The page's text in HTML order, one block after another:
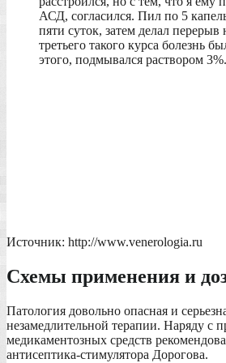
АСД, согласился. Пил по 5
пяти суток, затем делал
третьего такого курса болезнь
этого, подмывался раствором 3%.
Источник: http://www.venerologia.ru
Схемы применения и
Патология довольно опасная и
незамедлительной терапии. Наряду с
медикаментозных средств
антисептика-стимулятора Дорогова.